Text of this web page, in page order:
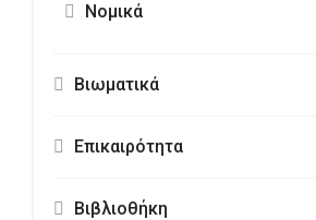
Νομικά
Βιωματικά
Επικαιρότητα
Βιβλιοθήκη